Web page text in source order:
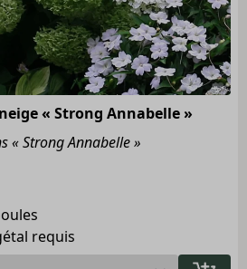
« Strong Annabelle »
« Strong Annabelle »
requis